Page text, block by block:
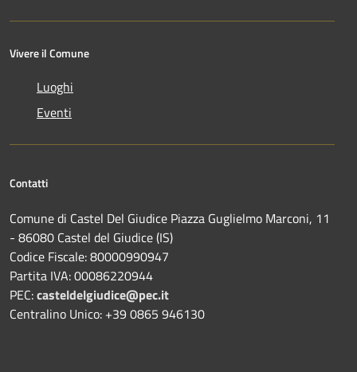
Vivere il Comune
Luoghi
Eventi
Contatti
Comune di Castel Del Giudice Piazza Guglielmo Marconi, 11
- 86080 Castel del Giudice (IS)
Codice Fiscale: 80000990947
Partita IVA: 00086220944
PEC:casteldelgiudice@pec.it
Centralino Unico: +39 0865 946130